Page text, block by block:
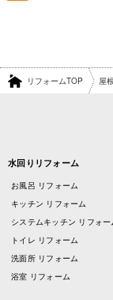
リフォームTOP 屋
水回りリフォーム
お風呂 リフォーム
キッチン リフォーム
システムキッチン リフォー
トイレ リフォーム
洗面所 リフォーム
浴室 リフォーム